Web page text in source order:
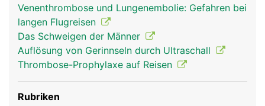
Venenthrombose und Lungenembolie: Gefahren bei
langen Flugreisen
Das Schweigen der Männer
Auflösung von Gerinnseln durch Ultraschall
Thrombose-Prophylaxe auf Reisen
Rubriken